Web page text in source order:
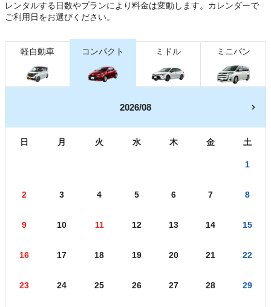
レンタルする日数やプランにより料金は変動します。カレンダーで
ご利用日をお選びください。
軽自動車 コンパクト ミドル ミニバン
2026/08
日 月 火 水 木 金 土
1
2 3 4 5 6 7 8
9 10 11 12 13 14 15
16 17 18 19 20 21 22
23 24 25 26 27 28 29